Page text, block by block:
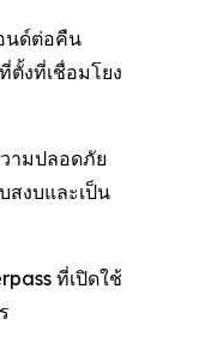
นด์ต่อคืน
ตั้งที่เชื่อมโยง
ามปลอดภัย
สงบและเป็น
ที่เปิดใช้